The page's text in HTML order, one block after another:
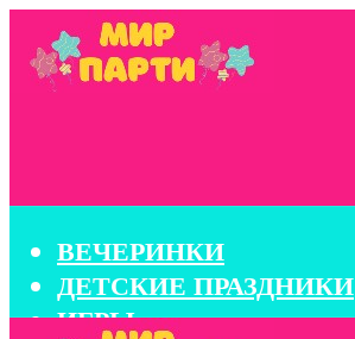
ВЕЧЕРИНКИ
ДЕТСКИЕ ПРАЗДНИКИ
ИГРЫ